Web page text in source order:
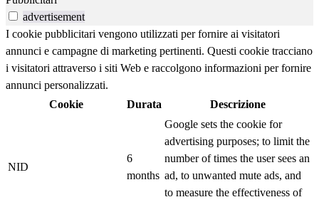
advertisement
I cookie pubblicitari vengono utilizzati per fornire ai visitatori
annunci e campagne di marketing pertinenti. Questi cookie tracciano
i visitatori attraverso i siti Web e raccolgono informazioni per fornire
annunci personalizzati.
Cookie
Durata Descrizione
NID
6
months
Google sets the cookie for
advertising purposes; to limit the
number of times the user sees an
ad, to unwanted mute ads, and
to measure the effectiveness of